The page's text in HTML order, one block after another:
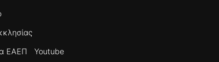
ΕΑΕΠ
Youtube